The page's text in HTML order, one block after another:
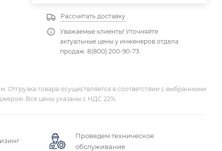
Рассчитать доставку
Уважаемые клиенты! Уточняйте
актуальные цены у инженеров отдела
продаж: 8(800) 200-90-73
Отгрузка товара осуществляется в соответствии с выбранными
Все цены указаны с НДС 22%.
Проведем техническое
обслуживание